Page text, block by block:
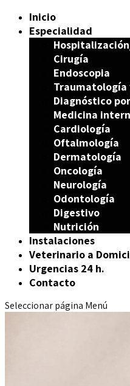
Inicio
Especialidad
Cirugía
Endoscopia
Traumatología
Diagnóstico
Medicina
Cardiología
Oftalmología
Dermatología
Oncología
Neurología
Odontología
Digestivo
Nutrición
Instalaciones
Veterinario a
Urgencias 24 h.
Contacto
Seleccionar página Menú